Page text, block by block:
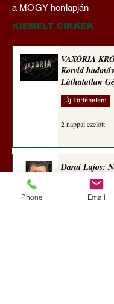
(2023)
a MOGY honlapján
KIEMELT CIKKEK
VAXÓRIA
Korvid
Láthatatlan
Új Történelem
2 nappal ezelőtt
Darai Lajos:
Phone Email